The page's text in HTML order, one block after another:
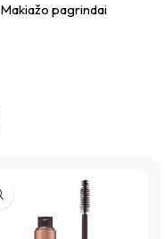
Makiažo pagrindai